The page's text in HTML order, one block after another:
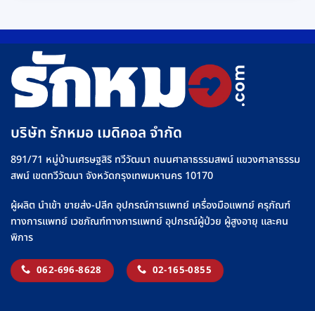
บริษัท รักหมอ เมดิคอล จำกัด
891/71 หมู่บ้านเศรษฐสิริ ทวีวัฒนา ถนนศาลาธรรมสพน์ แขวงศาลาธรรม
สพน์ เขตทวีวัฒนา จังหวัดกรุงเทพมหานคร 10170
ผู้ผลิต นำเข้า ขายส่ง-ปลีก อุปกรณ์การแพทย์ เครื่องมือแพทย์ ครุภัณฑ์
ทางการแพทย์ เวชภัณฑ์ทางการแพทย์ อุปกรณ์ผู้ป่วย ผู้สูงอายุ และคน
พิการ
062-696-8628 02-165-0855